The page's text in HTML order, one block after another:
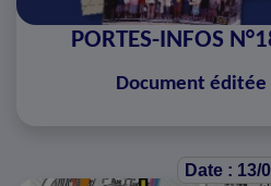
PORTES-INFOS
Document
Date : 13/